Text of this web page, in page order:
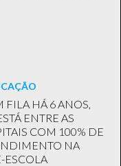
FILA HÁ 6 ANOS,
ENTRE AS
COM 100% DE
NA
ESCOLA